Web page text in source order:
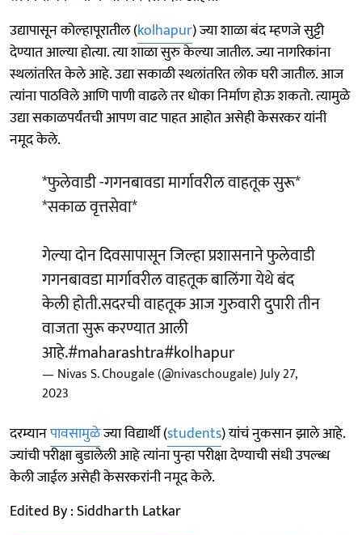
उद्यापासून काेल्हापूरातील (kolhapur) ज्या शाळा बंद म्हणजे सुट्टी
देण्यात आल्या हाेत्या. त्या शाळा सुरु केल्या जातील. ज्या नागरिकांना
स्थलांतरित केले आहे. उद्या सकाळी स्थलांतरित लोक घरी जातील. आज
त्यांना पाठविले आणि पाणी वाढले तर धाेका निर्माण हाेऊ शकताे. त्यामुळे
उद्या सकाळपर्यंतची आपण वाट पाहत आहाेत असेही केसरकर यांनी
नमूद केले.
*फुलेवाडी -गगनबावडा मार्गावरील वाहतूक सुरू*
*सकाळ वृत्तसेवा*
गेल्या दोन दिवसापासून जिल्हा प्रशासनाने फुलेवाडी
गगनबावडा मार्गावरील वाहतूक बालिंगा येथे बंद
केली होती.सदरची वाहतूक आज गुरुवारी दुपारी तीन
वाजता सुरू करण्यात आली
आहे.#maharashtra#kolhapur
— Nivas S. Chougale (@nivaschougale)July 27,
2023
दरम्यानपावसामुळेज्या विद्यार्थी (students) यांचं नुकसान झाले आहे.
ज्यांची परीक्षा बुडालेली आहे त्यांना पुन्हा परीक्षा देण्याची संधी उपल्ब्ध
केली जाईल असेही केसरकरांनी नमूद केले.
Edited By : Siddharth Latkar